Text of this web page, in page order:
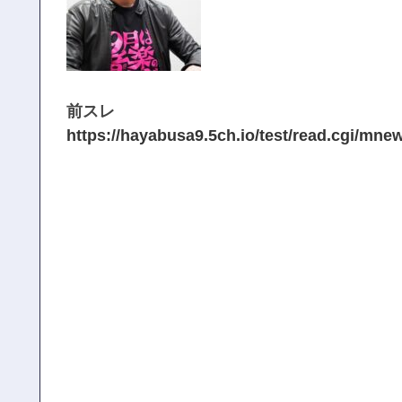
前スレ
https://hayabusa9.5ch.io/test/read.cgi/